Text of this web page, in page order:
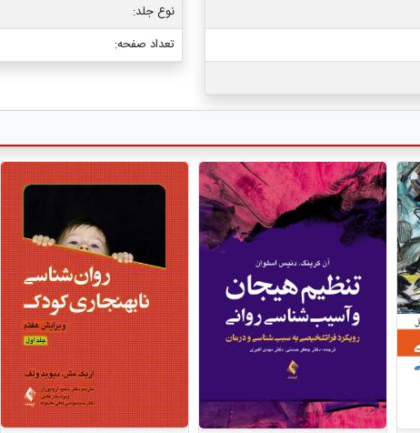
نوع جلد:
تعداد صفحه: